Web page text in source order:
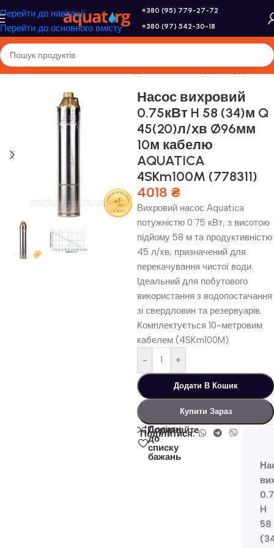
Перейти до навігації
Перейти до основного вмісту
+380 (95) 779-27-72
+380 (97) 542-30-18
/Насоси та насосне обладнання/Насоси для свердловини
Насос вихровий
0.75кВт H 58 (34)м Q
45(20)л/хв Ø96мм
10м кабелю
AQUATICA
4SKm100M (778311)
4018 ₴
Вихровий насос Aquatica
потужністю 0.75 кВт, з висотою
підйому 58 м та продуктивністю
45 л/хв, призначений для
перекачування чистої води.
Ідеальний для побутового
використання з водопостачання
зі свердловин та резервуарів.
Комплектується 10-метровим
кабелем (4SKm100M).
-
+
Додати В Кошик
Купити Зараз
Порівняйте
Додати
до
списку
бажань
Поділитися:
H
58